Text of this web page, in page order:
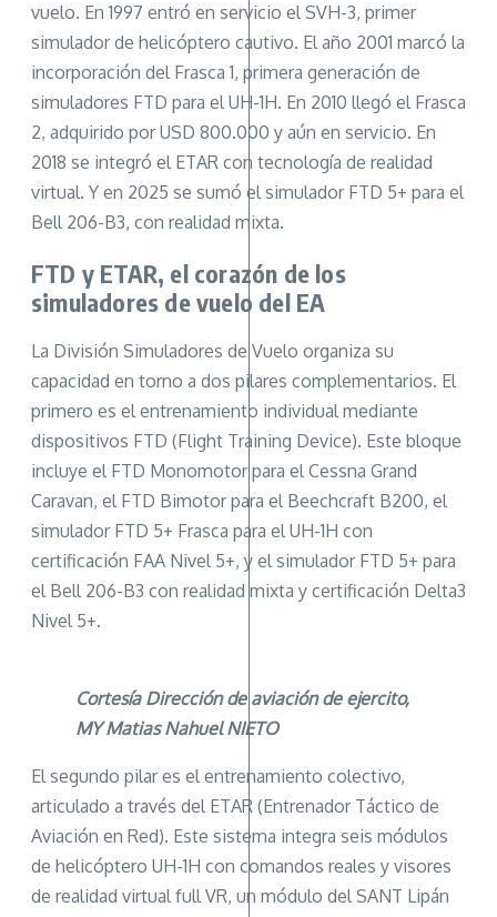
vuelo. En 1997 entró en servicio el SVH-3, primer
simulador de helicóptero cautivo. El año 2001 marcó la
incorporación del Frasca 1, primera generación de
simuladores FTD para el UH-1H. En 2010 llegó el Frasca
2, adquirido por USD 800.000 y aún en servicio. En
2018 se integró el ETAR con tecnología de realidad
virtual. Y en 2025 se sumó el simulador FTD 5+ para el
Bell 206-B3, con realidad mixta.
FTD y ETAR, el corazón de los
simuladores de vuelo del EA
La División Simuladores de Vuelo organiza su
capacidad en torno a dos pilares complementarios. El
primero es el entrenamiento individual mediante
dispositivos FTD (Flight Training Device). Este bloque
incluye el FTD Monomotor para el Cessna Grand
Caravan, el FTD Bimotor para el Beechcraft B200, el
simulador FTD 5+ Frasca para el UH-1H con
certificación FAA Nivel 5+, y el simulador FTD 5+ para
el Bell 206-B3 con realidad mixta y certificación Delta3
Nivel 5+.
Cortesía Dirección de aviación de ejercito,
MY Matias Nahuel NIETO
El segundo pilar es el entrenamiento colectivo,
articulado a través del ETAR (Entrenador Táctico de
Aviación en Red). Este sistema integra seis módulos
de helicóptero UH-1H con comandos reales y visores
de realidad virtual full VR, un módulo del SANT Lipán